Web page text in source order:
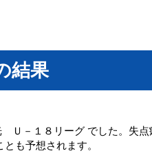
結果
Ｕ－１８リーグ でした。失
も予想されます。